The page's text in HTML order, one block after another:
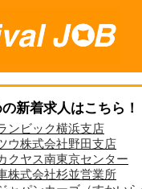
新着求人はこちら！
ンビック横浜支店
ウ株式会社野田支店
クヤス南東京センター
株式会社杉並営業所